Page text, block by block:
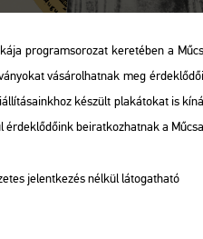
prog­ram­so­ro­zat ke­re­té­ben a
vá­sá­rol­hat­nak meg
ké­szült pla­ká­to­kat is
ér­dek­lő­dő­ink be­irat­koz­hat­nak a
je­lent­ke­zés nél­kül lá­to­gat­ha­tó